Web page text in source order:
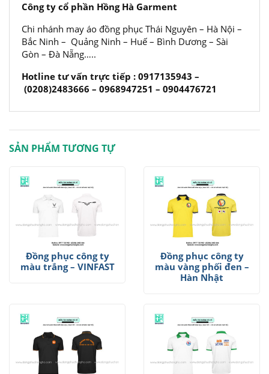
Công ty cổ phần Hồng Hà Garment
Chi nhánh may áo đồng phục Thái Nguyên – Hà Nội –
Bắc Ninh – Quảng Ninh – Huế – Bình Dương – Sài
Gòn – Đà Nẵng…..
Hotline tư vấn trực tiếp : 0917135943 –
(0208)2483666 – 0968947251 – 0904476721
SẢN PHẨM TƯƠNG TỰ
Đồng phục công ty
màu trắng – VINFAST
Đồng phục công ty
màu vàng phối đen –
Hàn Nhật